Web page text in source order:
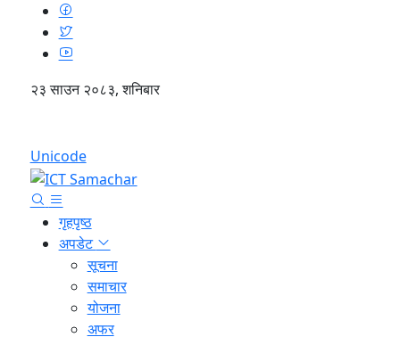
२३ साउन २०८३, शनिबार
Unicode
गृहपृष्ठ
अपडेट
सूचना
समाचार
योजना
अफर